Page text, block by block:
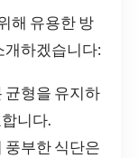
해 유용한 방
개하겠습니다:
균형을 유지하
니다.
풍부한 식단은